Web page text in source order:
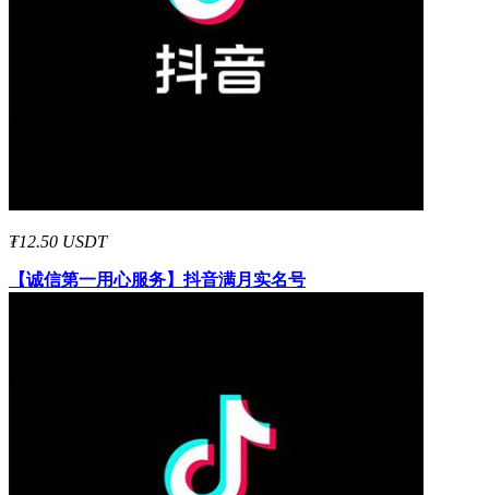
₮12.50 USDT
【诚信第一用心服务】抖音满月实名号